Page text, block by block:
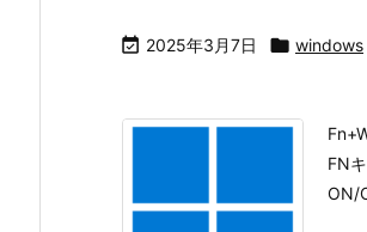
 2025年3月7日  windows
FN
ON/